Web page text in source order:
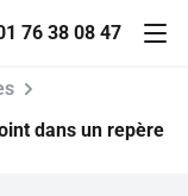
76 38 08 47
dans un repère